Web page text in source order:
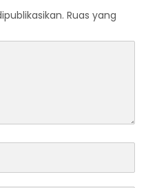
Ruas yang